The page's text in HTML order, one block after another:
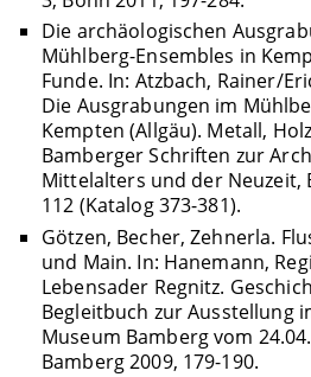
Die archäologischen
Mühlberg-Ensembles in
Funde. In: Atzbach, Rainer/
Die Ausgrabungen im
Kempten (Allgäu). Metall,
Bamberger Schriften zur
Mittelalters und der Neuzeit,
112 (Katalog 373-381).
Götzen, Becher, Zehnerla.
und Main. In: Hanemann,
Lebensader Regnitz.
Begleitbuch zur Ausstellung
Museum Bamberg vom
Bamberg 2009, 179-190.